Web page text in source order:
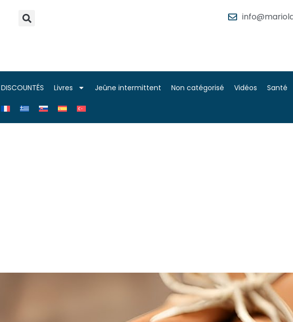
Livres Jeûne intermittent Non catégorisé Vidéos Santé